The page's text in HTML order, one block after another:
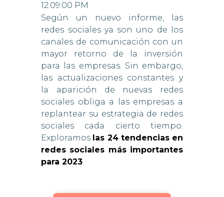
12:09:00 PM
Según un nuevo informe, las
redes sociales ya son uno de los
canales de comunicación con un
mayor retorno de la inversión
para las empresas. Sin embargo,
las actualizaciones constantes y
la aparición de nuevas redes
sociales obliga a las empresas a
replantear su estrategia de redes
sociales cada cierto tiempo.
Exploramos las 24 tendencias en
redes sociales más importantes
para 2023.